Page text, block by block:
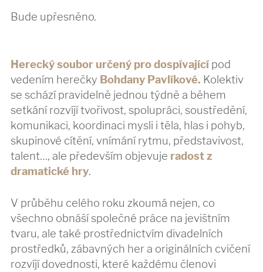
Bude upřesněno.
Herecký soubor určený pro dospívající pod
vedením herečky Bohdany Pavlíkové. Kolektiv
se schází pravidelně jednou týdně a během
setkání rozvíjí tvořivost, spolupráci, soustředění,
komunikaci, koordinaci mysli i těla, hlas i pohyb,
skupinové cítění, vnímání rytmu, představivost,
talent…, ale především objevuje radost z
dramatické hry.
V průběhu celého roku zkoumá nejen, co
všechno obnáší společné práce na jevištním
tvaru, ale také prostřednictvím divadelních
prostředků, zábavných her a originálních cvičení
rozvíjí dovednosti, které každému členovi